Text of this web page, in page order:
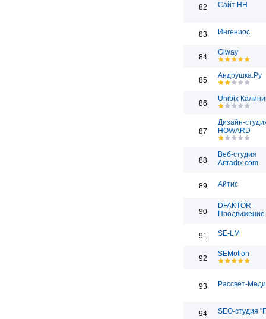
82 Сайт НН
83 Ингениос
84
Giway
85
Андрушка.Ру
86
Unibix
87
Дизайн-
HOWARD
88
Веб-студия
Artradix.com
89 Айтис
90
DFAKTOR -
Продвижение
91 SE-LM
92
SEMotion
93 Рассвет-
94 SEO-студия